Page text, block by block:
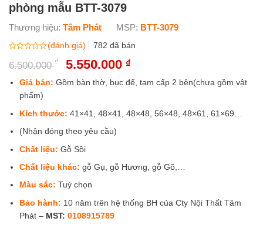
phòng mẫu BTT-3079
Thương hiệu: Tâm Phát MSP: BTT-3079
xếp
(đánh giá) 782 đã bán
6.500.000₫
Giá
gốc
là:
5.550.000 ₫Giá
tại
Giá bán: Gồm bàn thờ, bục đế, tam cấp 2 bên(chưa gồm vật
phẩm)
Kích thước: 41×41, 48×41, 48×48, 56×48, 48×61, 61×69…
(Nhận đóng theo yêu cầu)
Chất liệu: Gỗ Sồi
Chất liệu khác: gỗ Gụ, gỗ Hương, gỗ Gõ,…
Màu sắc: Tuỳ chọn
Bảo hành: 10 năm trên hệ thống BH của Cty Nội Thất Tâm
Phát – MST: 0108915789